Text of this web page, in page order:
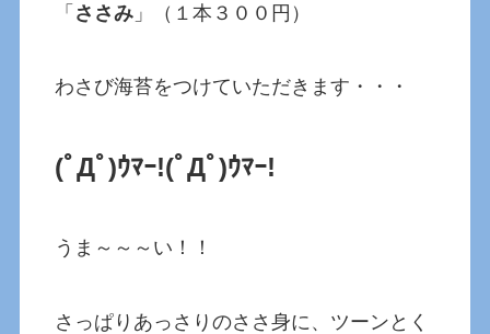
「 ささみ 」（１本３００円）
わさび海苔をつけていただきます・・・
(ﾟДﾟ)ｳﾏｰ!(ﾟДﾟ)ｳﾏｰ!
うま～～～い！！
さっぱりあっさりのささ身に、ツーンとく